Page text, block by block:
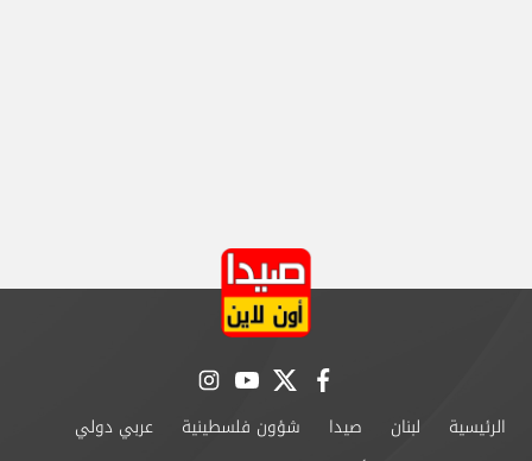
facebook
twitter
youtube
instagram
الرئيسية لبنان صيدا شؤون فلسطينية
عربي دولي